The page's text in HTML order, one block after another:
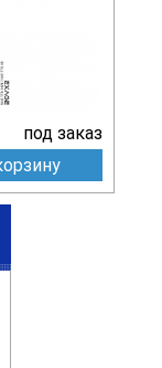
под заказ